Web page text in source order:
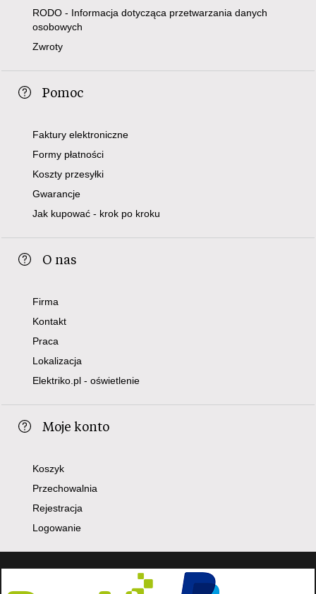
RODO - Informacja dotycząca przetwarzania danych
osobowych
Zwroty
Pomoc
Faktury elektroniczne
Formy płatności
Koszty przesyłki
Gwarancje
Jak kupować - krok po kroku
O nas
Firma
Kontakt
Praca
Lokalizacja
Elektriko.pl - oświetlenie
Moje konto
Koszyk
Przechowalnia
Rejestracja
Logowanie